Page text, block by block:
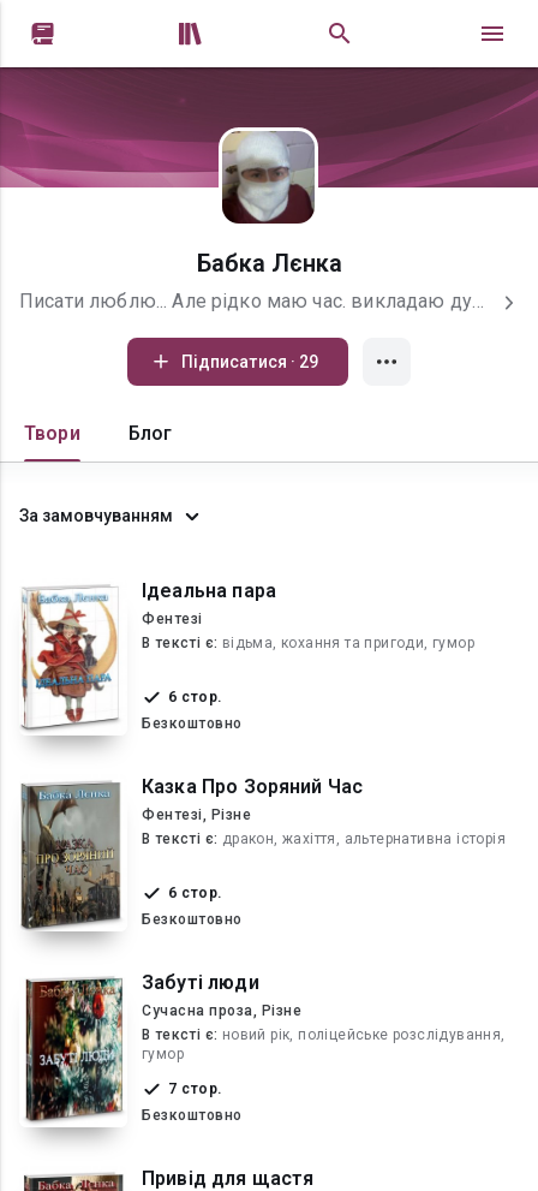
 
Бабка Лєнка
Писати люблю... Але рідко маю час. викладаю дуже древню творчість - того періоду, коли бабка Лєнка була молода, весела й шалена ;) якщо народу сподобається, може, знайду час завершити те, що сто років у шухляді пролежало... словом, читачі, памятайте - все залежить від ВАС!)
Підписатися · 29
Твори Блог
За замовчуванням
Ідеальна пара
Фентезі
В текcті є: відьма, кохання та пригоди, гумор
6 стор.
Безкоштовно
Казка Про Зоряний Час
Фентезі, Різне
В текcті є: дракон, жахіття, альтернативна історія
6 стор.
Безкоштовно
Забуті люди
Сучасна проза, Різне
В текcті є: новий рік, поліцейське розслідування,
гумор
7 стор.
Безкоштовно
Привід для щастя